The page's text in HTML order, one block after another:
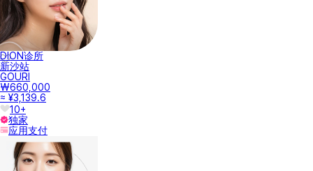
DION诊所
新沙站
GOURI
₩660,000
≈ ¥3,139.6
10+
独家
应用支付